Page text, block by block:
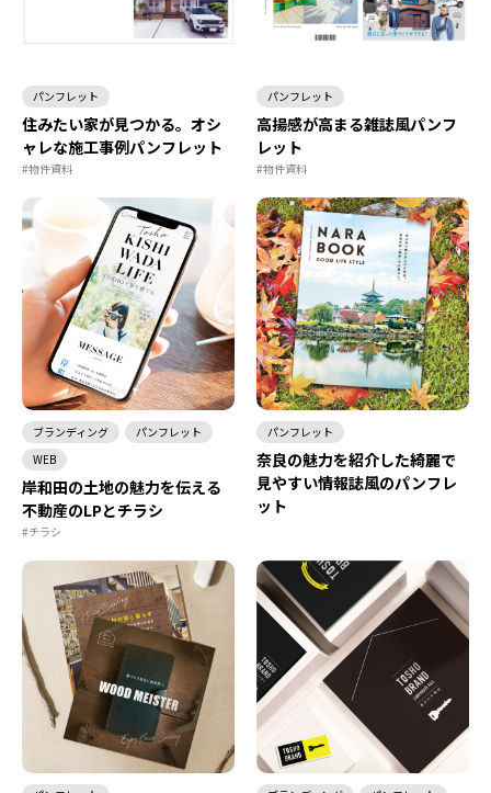
パンフレット
住みたい家が見つかる。オシ
ャレな施工事例パンフレット
#物件資料
パンフレット
高揚感が高まる雑誌風パンフ
レット
#物件資料
ブランディング
パンフレット
WEB
岸和田の土地の魅力を伝える
不動産のLPとチラシ
#チラシ
パンフレット
奈良の魅力を紹介した綺麗で
見やすい情報誌風のパンフレ
ット